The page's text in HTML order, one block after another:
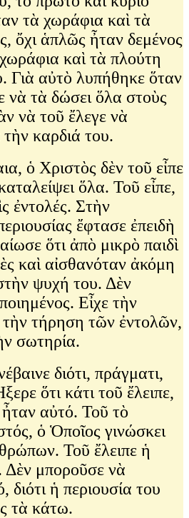
τὰ χωράφια καὶ τὰ
ὄχι ἁπλῶς ἦταν δεμένος
καὶ τὰ πλούτη
Γιὰ αὐτὸ λυπήθηκε ὅταν
νὰ τὰ δώσει ὅλα στοὺς
νὰ τοῦ ἔλεγε νὰ
τὴν καρδιά του.
ὁ Χριστὸς δὲν τοῦ εἶπε
ὅλα. Τοῦ εἶπε,
ἐντολές. Στὴν
ἔφτασε ἐπειδὴ
ὅτι ἀπὸ μικρὸ παιδὶ
καὶ αἰσθανόταν ἀκόμη
ψυχή του. Δὲν
Εἶχε τὴν
τήρηση τῶν ἐντολῶν,
σωτηρία.
διότι, πράγματι,
ὅτι κάτι τοῦ ἔλειπε,
αὐτό. Τοῦ τὸ
ὁ Ὁποῖος γινώσκει
Τοῦ ἔλειπε ἡ
Δὲν μποροῦσε νὰ
διότι ἡ περιουσία του
τὰ κάτω.